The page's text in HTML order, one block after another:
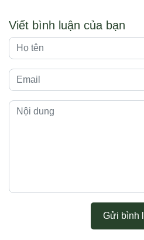
Viết bình luận của bạn
Gửi bình